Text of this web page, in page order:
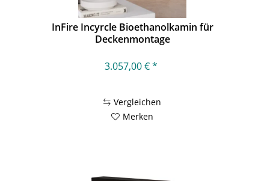
InFire Incyrcle Bioethanolkamin für
Deckenmontage
3.057,00 € *
Vergleichen
Merken